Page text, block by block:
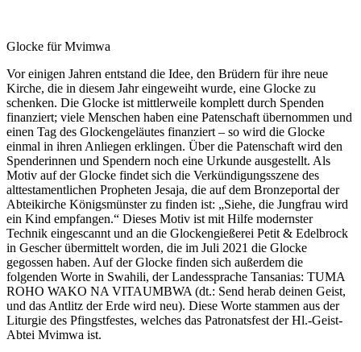
Glocke für Mvimwa
Vor einigen Jahren entstand die Idee, den Brüdern für ihre neue
Kirche, die in diesem Jahr eingeweiht wurde, eine Glocke zu
schenken. Die Glocke ist mittlerweile komplett durch Spenden
finanziert; viele Menschen haben eine Patenschaft übernommen und
einen Tag des Glockengeläutes finanziert – so wird die Glocke
einmal in ihren Anliegen erklingen. Über die Patenschaft wird den
Spenderinnen und Spendern noch eine Urkunde ausgestellt. Als
Motiv auf der Glocke findet sich die Verkündigungsszene des
alttestamentlichen Propheten Jesaja, die auf dem Bronzeportal der
Abteikirche Königsmünster zu finden ist: „Siehe, die Jungfrau wird
ein Kind empfangen.“ Dieses Motiv ist mit Hilfe modernster
Technik eingescannt und an die Glockengießerei Petit & Edelbrock
in Gescher übermittelt worden, die im Juli 2021 die Glocke
gegossen haben. Auf der Glocke finden sich außerdem die
folgenden Worte in Swahili, der Landessprache Tansanias: TUMA
ROHO WAKO NA VITAUMBWA (dt.: Send herab deinen Geist,
und das Antlitz der Erde wird neu). Diese Worte stammen aus der
Liturgie des Pfingstfestes, welches das Patronatsfest der Hl.-Geist-
Abtei Mvimwa ist.